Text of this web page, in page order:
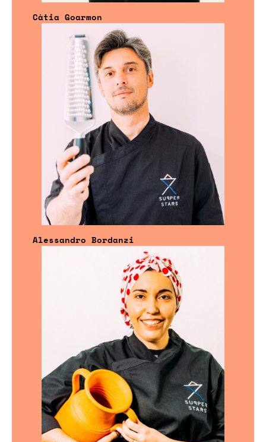
Cátia Goarmon
Alessandro Bordanzi